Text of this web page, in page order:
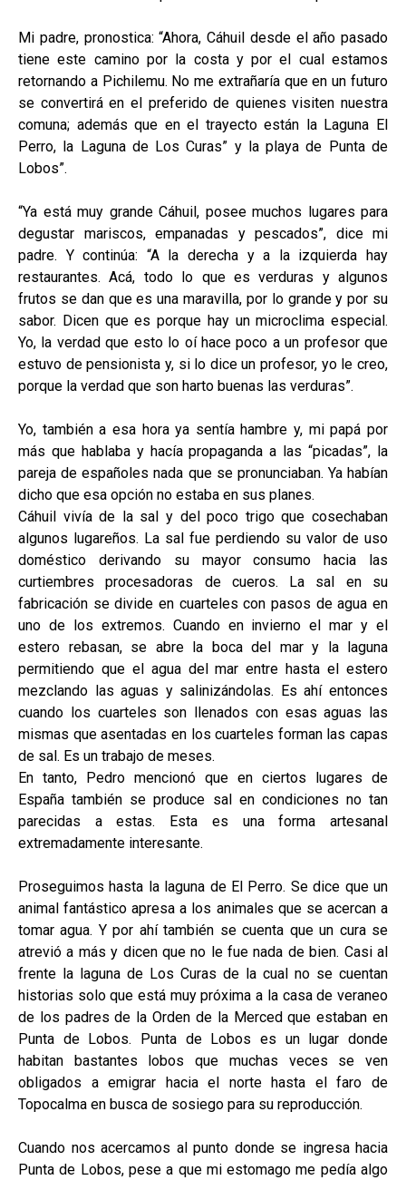
Mi padre, pronostica: “Ahora, Cáhuil desde el año pasado
tiene este camino por la costa y por el cual estamos
retornando a Pichilemu. No me extrañaría que en un futuro
se convertirá en el preferido de quienes visiten nuestra
comuna; además que en el trayecto están la Laguna El
Perro, la Laguna de Los Curas” y la playa de Punta de
Lobos”.
“Ya está muy grande Cáhuil, posee muchos lugares para
degustar mariscos, empanadas y pescados”, dice mi
padre. Y continúa: “A la derecha y a la izquierda hay
restaurantes. Acá, todo lo que es verduras y algunos
frutos se dan que es una maravilla, por lo grande y por su
sabor. Dicen que es porque hay un microclima especial.
Yo, la verdad que esto lo oí hace poco a un profesor que
estuvo de pensionista y, si lo dice un profesor, yo le creo,
porque la verdad que son harto buenas las verduras”.
Yo, también a esa hora ya sentía hambre y, mi papá por
más que hablaba y hacía propaganda a las “picadas”, la
pareja de españoles nada que se pronunciaban. Ya habían
dicho que esa opción no estaba en sus planes.
Cáhuil vivía de la sal y del poco trigo que cosechaban
algunos lugareños. La sal fue perdiendo su valor de uso
doméstico derivando su mayor consumo hacia las
curtiembres procesadoras de cueros. La sal en su
fabricación se divide en cuarteles con pasos de agua en
uno de los extremos. Cuando en invierno el mar y el
estero rebasan, se abre la boca del mar y la laguna
permitiendo que el agua del mar entre hasta el estero
mezclando las aguas y salinizándolas. Es ahí entonces
cuando los cuarteles son llenados con esas aguas las
mismas que asentadas en los cuarteles forman las capas
de sal. Es un trabajo de meses.
En tanto, Pedro mencionó que en ciertos lugares de
España también se produce sal en condiciones no tan
parecidas a estas. Esta es una forma artesanal
extremadamente interesante.
Proseguimos hasta la laguna de El Perro. Se dice que un
animal fantástico apresa a los animales que se acercan a
tomar agua. Y por ahí también se cuenta que un cura se
atrevió a más y dicen que no le fue nada de bien. Casi al
frente la laguna de Los Curas de la cual no se cuentan
historias solo que está muy próxima a la casa de veraneo
de los padres de la Orden de la Merced que estaban en
Punta de Lobos. Punta de Lobos es un lugar donde
habitan bastantes lobos que muchas veces se ven
obligados a emigrar hacia el norte hasta el faro de
Topocalma en busca de sosiego para su reproducción.
Cuando nos acercamos al punto donde se ingresa hacia
Punta de Lobos, pese a que mi estomago me pedía algo